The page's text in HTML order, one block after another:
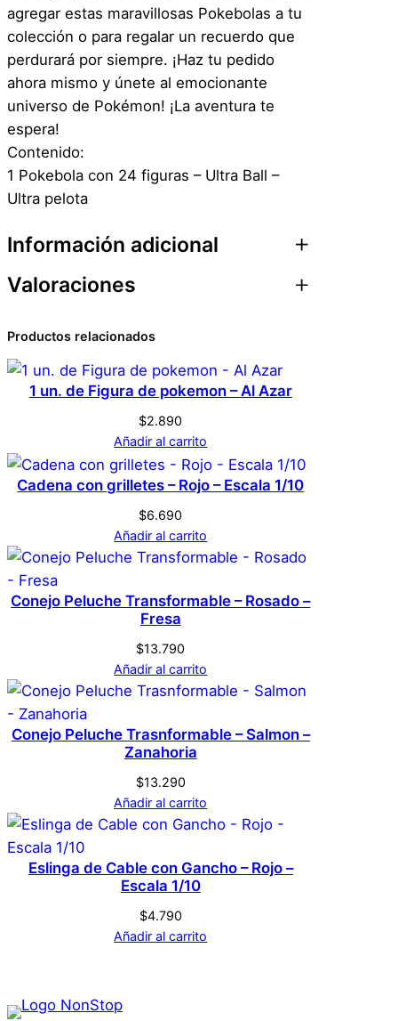
agregar estas maravillosas Pokebolas a tu
colección o para regalar un recuerdo que
perdurará por siempre. ¡Haz tu pedido
ahora mismo y únete al emocionante
universo de Pokémon! ¡La aventura te
espera!
Contenido:
1 Pokebola con 24 figuras – Ultra Ball –
Ultra pelota
Información adicional
Atributos
Dimensiones
Marca Genérica
Color Negro
Tamaño
Valoraciones
0 valoraciones en
Pokebola con 24
figuras – Ultra Ball –
Ultra pelota
No hay valoraciones aún. Solo los usuarios
registrados que hayan comprado este
producto pueden hacer una valoración.
Acceder
Productos relacionados
1 un. de Figura de pokemon – Al Azar
$2.890
Añadir al carrito
Cadena con grilletes – Rojo – Escala 1/10
$6.690
Añadir al carrito
Conejo Peluche Transformable – Rosado –
Fresa
$13.790
Añadir al carrito
Conejo Peluche Trasnformable – Salmon –
Zanahoria
$13.290
Añadir al carrito
Eslinga de Cable con Gancho – Rojo –
Escala 1/10
$4.790
Añadir al carrito